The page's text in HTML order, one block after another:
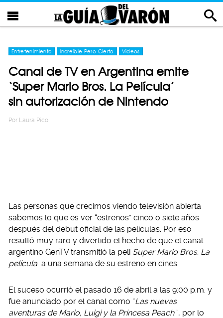
Entretenimiento Increíble Pero Cierto Videos
Canal de TV en Argentina emite
‘Super Mario Bros. La Película’
sin autorización de Nintendo
Por Laura Pico
Las personas que crecimos viendo televisión abierta
sabemos lo que es ver “estrenos” cinco o siete años
después del debut oficial de las películas. Por eso
resultó muy raro y divertido el hecho de que el canal
argentino GenTV transmitió la peli Super Mario Bros. La
película a una semana de su estreno en cines.
El suceso ocurrió el pasado 16 de abril a las 9:00 p.m. y
fue anunciado por el canal como “Las nuevas
aventuras de Mario, Luigi y la Princesa Peach “, por lo